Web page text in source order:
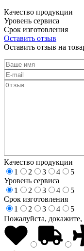
Качество продукции
Уровень сервиса
Срок изготовления
Оставить отзыв
Оставить отзыв на
Качество продукции
1
2 3 4
5
Уровень сервиса
1
2 3 4
5
Срок изготовления
1
2 3 4
5
Пожалуйста,